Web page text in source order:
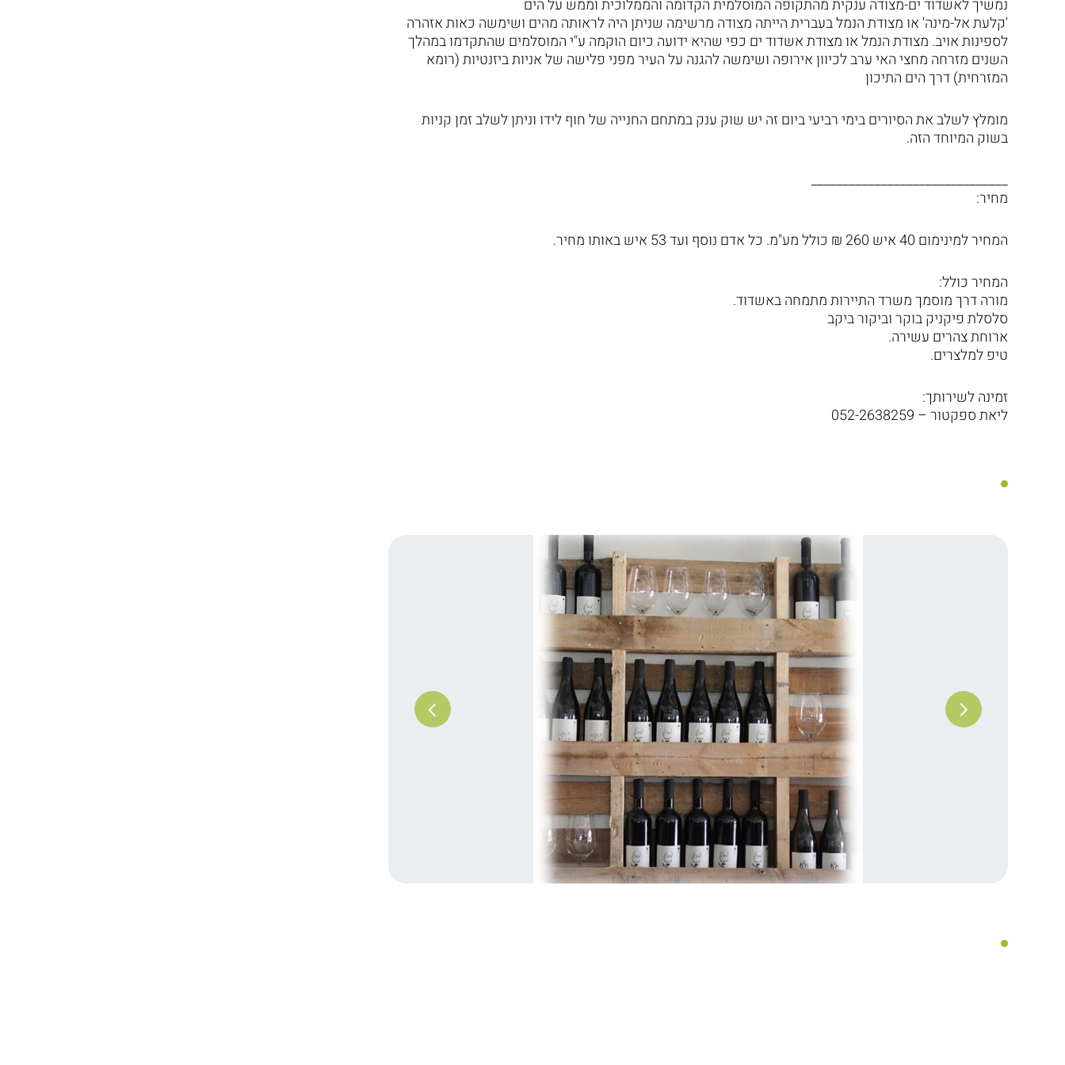
נמשיך לאשדוד ים-מצודה ענקית מהתקופה המוסלמית הקדומה והממלוכית וממש על הים
'קלעת אל-מינה' או מצודת הנמל בעברית הייתה מצודה מרשימה שניתן היה לראותה מהים ושימשה כאות אזהרה
לספינות אויב. מצודת הנמל או מצודת אשדוד ים כפי שהיא ידועה כיום הוקמה ע"י המוסלמים שהתקדמו במהלך
השנים מזרחה מחצי האי ערב לכיוון אירופה ושימשה להגנה על העיר מפני פלישה של אניות ביזנטיות (רומא
המזרחית) דרך הים התיכון
מומלץ לשלב את הסיורים בימי רביעי ביום זה יש שוק ענק במתחם החנייה של חוף לידו וניתן לשלב זמן קניות
בשוק המיוחד הזה.
_______________________________
מחיר:
המחיר למינימום 40 איש 260 ₪ כולל מע"מ. כל אדם נוסף ועד 53 איש באותו מחיר.
המחיר כולל:
מורה דרך מוסמך משרד התיירות מתמחה באשדוד.
סלסלת פיקניק בוקר וביקור ביקב
ארוחת צהרים עשירה.
טיפ למלצרים.
זמינה לשירותך:
ליאת ספקטור – 052-2638259